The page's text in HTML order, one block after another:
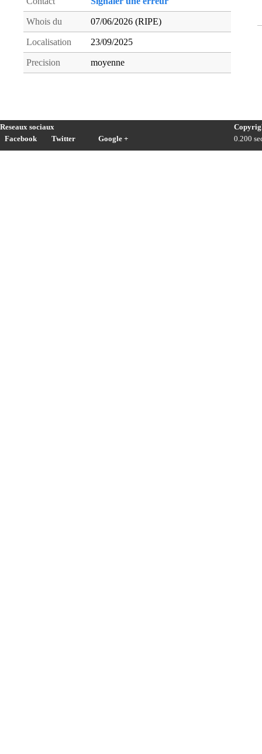
Whois du 07/06/2026 (RIPE)
Localisation 23/09/2025
Precision moyenne
Reseaux sociaux
Facebook
Twitter Google +
0.200